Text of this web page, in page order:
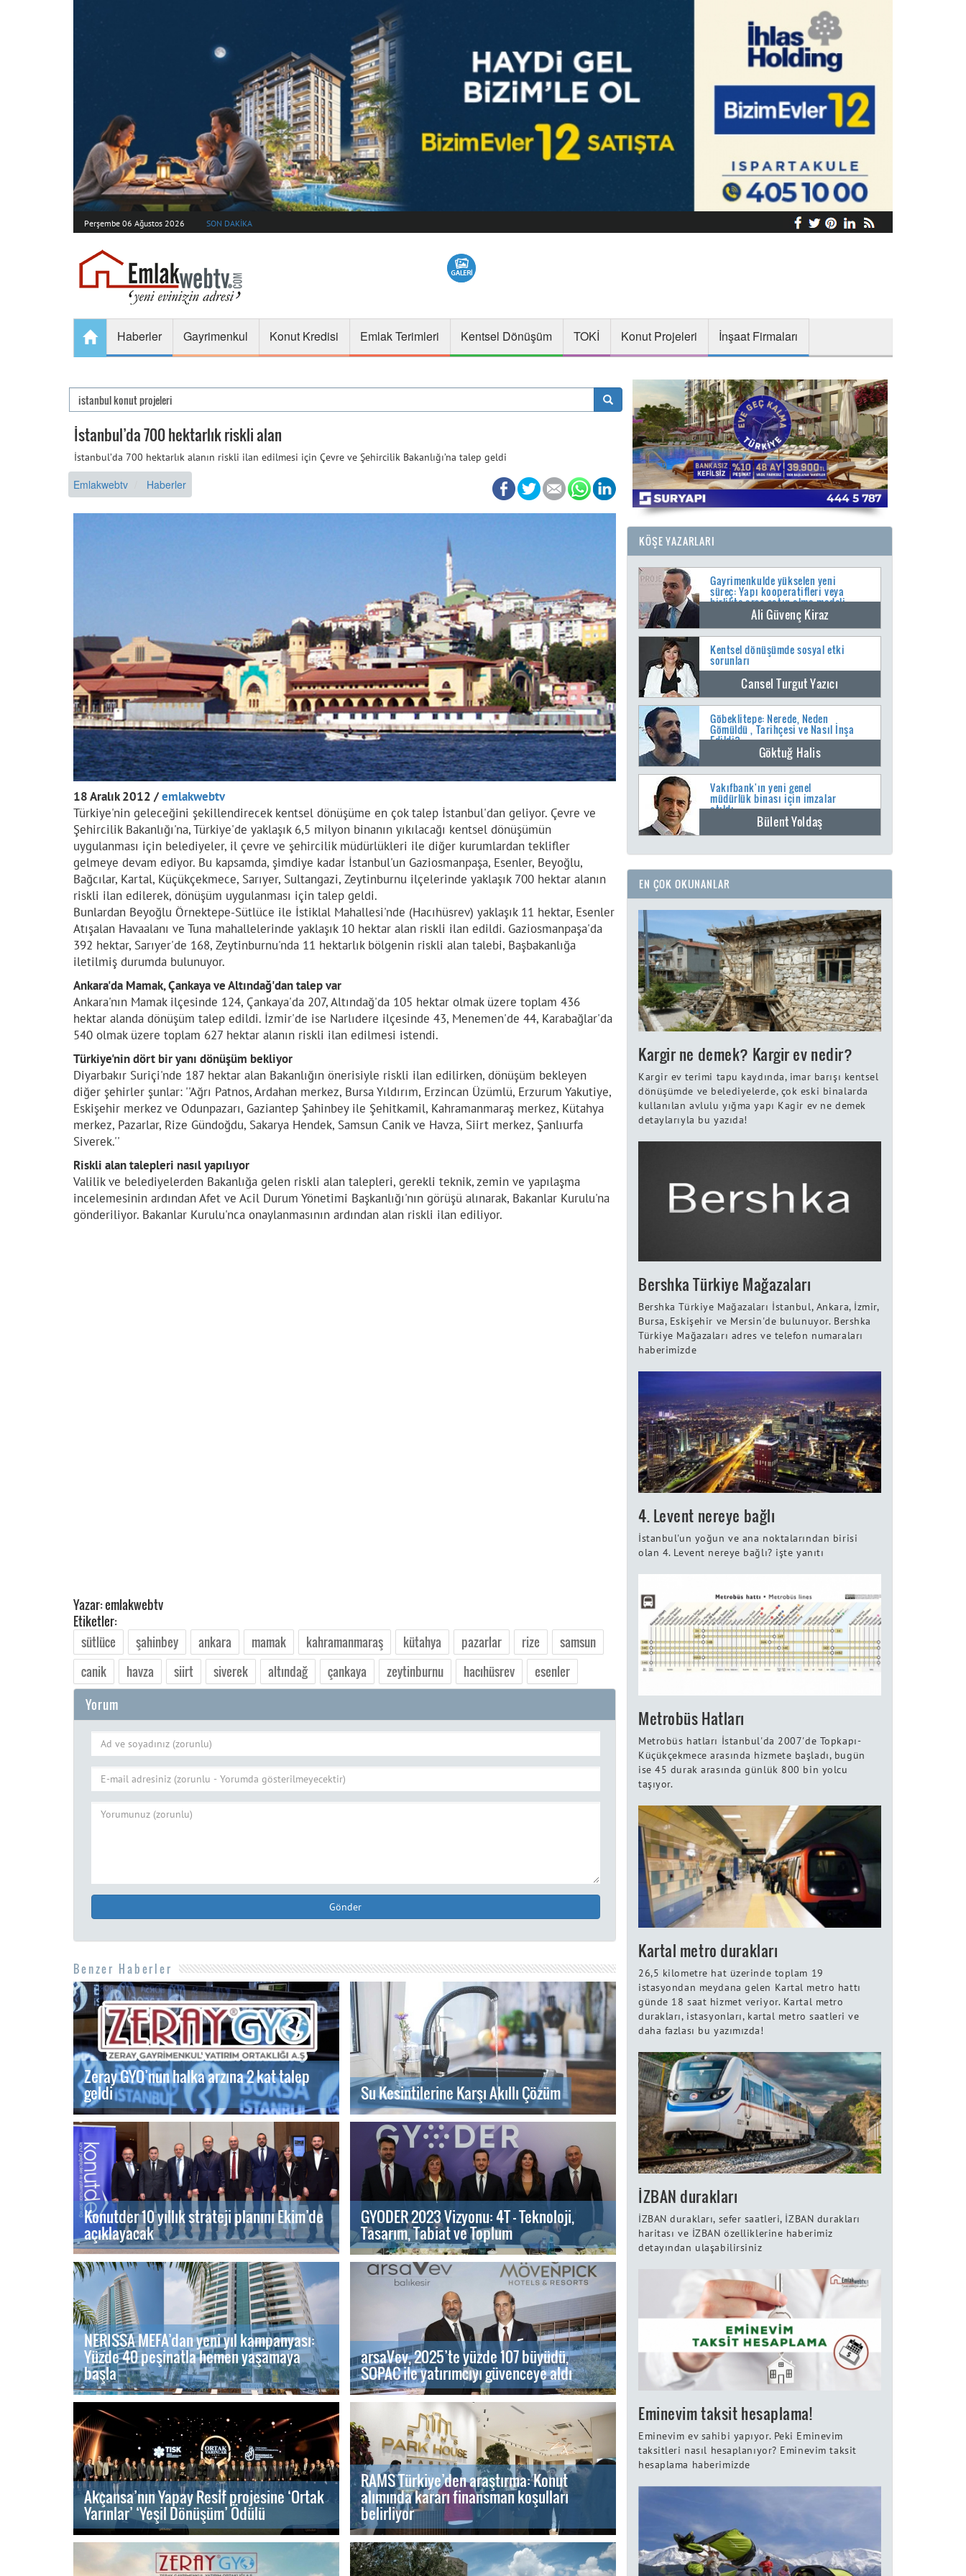
Perşembe 06 Ağustos 2026 SON DAKİKA
Haberler Gayrimenkul Konut Kredisi Emlak Terimleri Kentsel Dönüşüm TOKİ Konut Projeleri İnşaat Firmaları
İstanbul’da 700 hektarlık riskli alan
İstanbul’da 700 hektarlık alanın riskli ilan edilmesi için Çevre ve Şehircilik Bakanlığı’na talep geldi
Emlakwebtv Haberler
18 Aralık 2012 /emlakwebtv
Türkiye'nin geleceğini şekillendirecek kentsel dönüşüme en çok talep İstanbul'dan geliyor. Çevre ve
Şehircilik Bakanlığı'na, Türkiye'de yaklaşık 6,5 milyon binanın yıkılacağı kentsel dönüşümün
uygulanması için belediyeler, il çevre ve şehircilik müdürlükleri ile diğer kurumlardan teklifler
gelmeye devam ediyor. Bu kapsamda, şimdiye kadar İstanbul'un Gaziosmanpaşa, Esenler, Beyoğlu,
Bağcılar, Kartal, Küçükçekmece, Sarıyer, Sultangazi, Zeytinburnu ilçelerinde yaklaşık 700 hektar alanın
riskli ilan edilerek, dönüşüm uygulanması için talep geldi.
Bunlardan Beyoğlu Örnektepe-Sütlüce ile İstiklal Mahallesi'nde (Hacıhüsrev) yaklaşık 11 hektar, Esenler
Atışalan Havaalanı ve Tuna mahallelerinde yaklaşık 10 hektar alan riskli ilan edildi. Gaziosmanpaşa'da
392 hektar, Sarıyer'de 168, Zeytinburnu'nda 11 hektarlık bölgenin riskli alan talebi, Başbakanlığa
iletilmiş durumda bulunuyor.
Ankara'da Mamak, Çankaya ve Altındağ'dan talep var
Ankara'nın Mamak ilçesinde 124, Çankaya'da 207, Altındağ'da 105 hektar olmak üzere toplam 436
hektar alanda dönüşüm talep edildi. İzmir'de ise Narlıdere ilçesinde 43, Menemen'de 44, Karabağlar'da
540 olmak üzere toplam 627 hektar alanın riskli ilan edilmesi istendi.
Türkiye'nin dört bir yanı dönüşüm bekliyor
Diyarbakır Suriçi'nde 187 hektar alan Bakanlığın önerisiyle riskli ilan edilirken, dönüşüm bekleyen
diğer şehirler şunlar: ''Ağrı Patnos, Ardahan merkez, Bursa Yıldırım, Erzincan Üzümlü, Erzurum Yakutiye,
Eskişehir merkez ve Odunpazarı, Gaziantep Şahinbey ile Şehitkamil, Kahramanmaraş merkez, Kütahya
merkez, Pazarlar, Rize Gündoğdu, Sakarya Hendek, Samsun Canik ve Havza, Siirt merkez, Şanlıurfa
Siverek.''
Riskli alan talepleri nasıl yapılıyor
Valilik ve belediyelerden Bakanlığa gelen riskli alan talepleri, gerekli teknik, zemin ve yapılaşma
incelemesinin ardından Afet ve Acil Durum Yönetimi Başkanlığı'nın görüşü alınarak, Bakanlar Kurulu'na
gönderiliyor. Bakanlar Kurulu'nca onaylanmasının ardından alan riskli ilan ediliyor.
Yazar: emlakwebtv
Etiketler:
sütlüce
şahinbey ankara mamak kahramanmaraş kütahya pazarlar rize
samsun
canik
havza siirt siverek altındağ çankaya zeytinburnu hacıhüsrev
esenler
Yorum
Gönder
Benzer Haberler
Zeray GYO’nun halka arzına 2 kat talep
geldi Su Kesintilerine Karşı Akıllı Çözüm
Konutder 10 yıllık strateji planını Ekim’de
açıklayacak
GYODER 2023 Vizyonu: 4T - Teknoloji,
Tasarım, Tabiat ve Toplum
NERISSA MEFA’dan yeni yıl kampanyası:
Yüzde 40 peşinatla hemen yaşamaya
başla
arsaVev, 2025’te yüzde 107 büyüdü,
SOPAC ile yatırımcıyı güvenceye aldı
Akçansa’nın Yapay Resif projesine ‘Ortak
Yarınlar’ ‘Yeşil Dönüşüm’ Ödülü
RAMS Türkiye’den araştırma: Konut
alımında kararı finansman koşulları
belirliyor
KÖŞE YAZARLARI
Gayrimenkulde yükselen yeni
süreç: Yapı kooperatifleri veya
birlikte arsa satın alma modeli
Ali Güvenç Kiraz
Kentsel dönüşümde sosyal etki
sorunları
Cansel Turgut Yazıcı
Göbeklitepe: Nerede, Neden
Gömüldü , Tarihçesi ve Nasıl İnşa
Edildi?
Göktuğ Halis
Vakıfbank'ın yeni genel
müdürlük binası için imzalar
atıldı
Bülent Yoldaş
EN ÇOK OKUNANLAR
Kargir ne demek? Kargir ev nedir?
Kargir ev terimi tapu kaydında, imar barışı kentsel
dönüşümde ve belediyelerde, çok eski binalarda
kullanılan avlulu yığma yapı Kagir ev ne demek
detaylarıyla bu yazıda!
Bershka Türkiye Mağazaları
Bershka Türkiye Mağazaları İstanbul, Ankara, İzmir,
Bursa, Eskişehir ve Mersin'de bulunuyor. Bershka
Türkiye Mağazaları adres ve telefon numaraları
haberimizde
4. Levent nereye bağlı
İstanbul'un yoğun ve ana noktalarından birisi
olan 4. Levent nereye bağlı? işte yanıtı
Metrobüs Hatları
Metrobüs hatları İstanbul'da 2007'de Topkapı-
Küçükçekmece arasında hizmete başladı, bugün
ise 45 durak arasında günlük 800 bin yolcu
taşıyor.
Kartal metro durakları
26,5 kilometre hat üzerinde toplam 19
istasyondan meydana gelen Kartal metro hattı
günde 18 saat hizmet veriyor. Kartal metro
durakları, istasyonları, kartal metro saatleri ve
daha fazlası bu yazımızda!
İZBAN durakları
İZBAN durakları, sefer saatleri, İZBAN durakları
haritası ve İZBAN özelliklerine haberimiz
detayından ulaşabilirsiniz
Eminevim taksit hesaplama!
Eminevim ev sahibi yapıyor. Peki Eminevim
taksitleri nasıl hesaplanıyor? Eminevim taksit
hesaplama haberimizde